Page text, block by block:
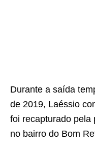
Durante a saída
de 2019, Laéssio
foi recapturado pela
no bairro do Bom